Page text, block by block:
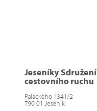
Jeseníky Sdružení
cestovního ruchu
Palackého 1341/2
790 01 Jeseník